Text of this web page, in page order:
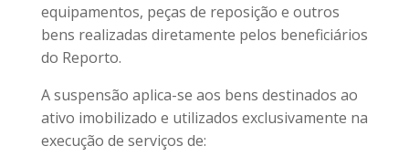
equipamentos, peças de reposição e outros
bens realizadas diretamente pelos beneficiários
do Reporto.
A suspensão aplica-se aos bens destinados ao
ativo imobilizado e utilizados exclusivamente na
execução de serviços de: